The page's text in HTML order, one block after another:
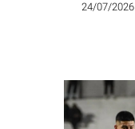
24/07/2026